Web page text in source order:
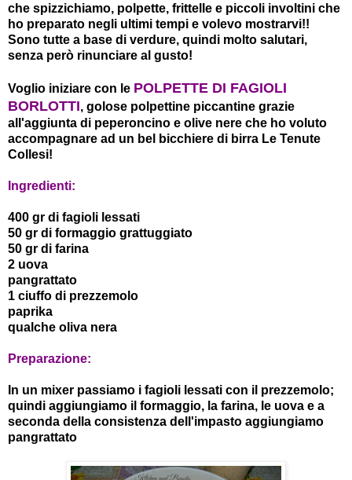
che spizzichiamo, polpette, frittelle e piccoli involtini che
ho preparato negli ultimi tempi e volevo mostrarvi!!
Sono tutte a base di verdure, quindi molto salutari,
senza però rinunciare al gusto!
Voglio iniziare con le POLPETTE DI FAGIOLI
BORLOTTI, golose polpettine piccantine grazie
all'aggiunta di peperoncino e olive nere che ho voluto
accompagnare ad un bel bicchiere di birra Le Tenute
Collesi!
Ingredienti:
400 gr di fagioli lessati
50 gr di formaggio grattuggiato
50 gr di farina
2 uova
pangrattato
1 ciuffo di prezzemolo
paprika
qualche oliva nera
Preparazione:
In un mixer passiamo i fagioli lessati con il prezzemolo;
quindi aggiungiamo il formaggio, la farina, le uova e a
seconda della consistenza dell'impasto aggiungiamo
pangrattato